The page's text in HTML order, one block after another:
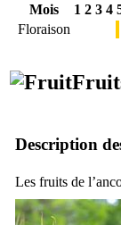
Mois
1 2 3 4
Floraison
Description
Les fruits de